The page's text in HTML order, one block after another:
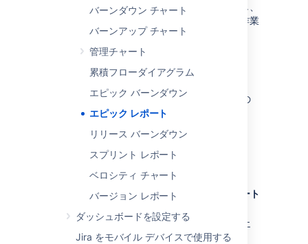
バーンダウン チャート
バーンアップ チャート
管理チャート
累積フローダイアグラム
エピック バーンダウン
エピック レポート
リリース バーンダウン
スプリント レポート
ベロシティ チャート
バージョン レポート
ダッシュボードを設定する
Jira をモバイル デバイスで使用する
に向けた進捗状況を時間の経過とともに把握し、
未完了課題または非見積課題といった残りの作業
量をトラッキングします。
はじめる前に
このページの内容はスクラム ボード
にの
み適用されます。
エピック レポートの表示
目的のボードに移動します。
レポートをクリックし、
レポート
エピック ドロップダウンから関連するエ
ピックを選択します。